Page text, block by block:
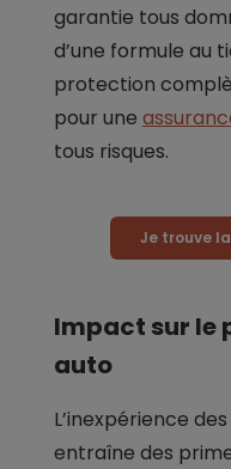
garantie tous
d’une formule au
protection
pour une
tous risques.
Je trouve
Impact sur le
auto
L’inexpérience
entraîne des